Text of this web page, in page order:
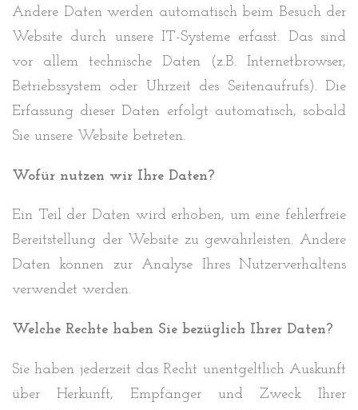
Andere Daten werden automatisch beim Besuch der
Website durch unsere IT-Systeme erfasst. Das sind
vor allem technische Daten (z.B. Internetbrowser,
Betriebssystem oder Uhrzeit des Seitenaufrufs). Die
Erfassung dieser Daten erfolgt automatisch, sobald
Sie unsere Website betreten.
Wofür nutzen wir Ihre Daten?
Ein Teil der Daten wird erhoben, um eine fehlerfreie
Bereitstellung der Website zu gewährleisten. Andere
Daten können zur Analyse Ihres Nutzerverhaltens
verwendet werden.
Welche Rechte haben Sie bezüglich Ihrer Daten?
Sie haben jederzeit das Recht unentgeltlich Auskunft
über Herkunft, Empfänger und Zweck Ihrer